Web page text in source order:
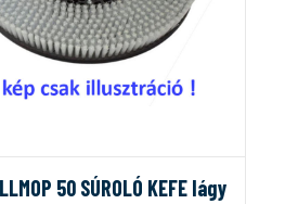
50 SÚROLÓ KEFE lágy